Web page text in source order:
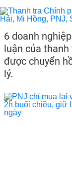
6 doanh
luận của
được chuyển
lý.